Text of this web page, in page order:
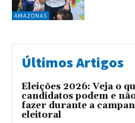
AMAZONAS
Últimos Artigos
Eleições 2026: Veja o
candidatos podem e
fazer durante a
eleitoral